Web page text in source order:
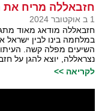
חזבאללה מריח את
1 ב אוקטובר 2024
חזבאללה מודאג מאוד
במלחמה בינו לבין
השיעים מפלה קשה.
נצראללה, יוצא להגן על
לקריאה >>